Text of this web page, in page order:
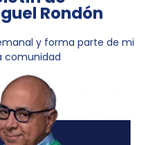
Rondón
y forma parte de mi
comunidad